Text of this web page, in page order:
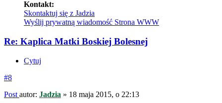
Kontakt:
Skontaktuj się z Jadzia
Wyślij prywatną wiadomość Strona WWW
Re: Kaplica Matki Boskiej Bolesnej
Cytuj
#8
Post autor: Jadzia » 18 maja 2015, o 22:13